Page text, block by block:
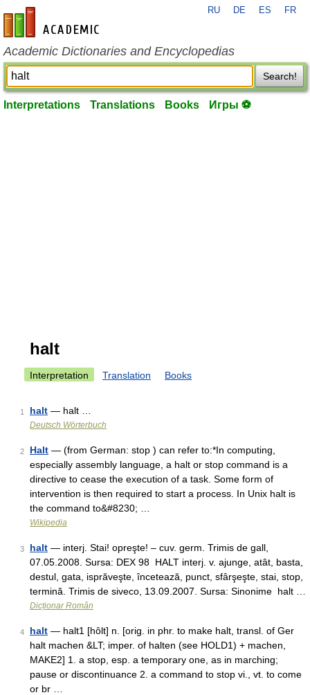
en-academic.com
RU DE ES FR
Academic Dictionaries and Encyclopedias
Search!
Interpretations Translations Books Игры ⚽
halt
Interpretation Translation Books
1 halt — halt …
Deutsch Wörterbuch
2 Halt — (from German: stop ) can refer to:*In computing,
especially assembly language, a halt or stop command is a
directive to cease the execution of a task. Some form of
intervention is then required to start a process. In Unix halt is
the command to&#8230; …
Wikipedia
3 halt — interj. Stai! opreşte! – cuv. germ. Trimis de gall,
07.05.2008. Sursa: DEX 98 HALT interj. v. ajunge, atât, basta,
destul, gata, isprăveşte, încetează, punct, sfârşeşte, stai, stop,
termină. Trimis de siveco, 13.09.2007. Sursa: Sinonime halt …
Dicționar Român
4 halt — halt1 [hôlt] n. [orig. in phr. to make halt, transl. of Ger
halt machen &LT; imper. of halten (see HOLD1) + machen,
MAKE2] 1. a stop, esp. a temporary one, as in marching;
pause or discontinuance 2. a command to stop vi., vt. to come
or br …